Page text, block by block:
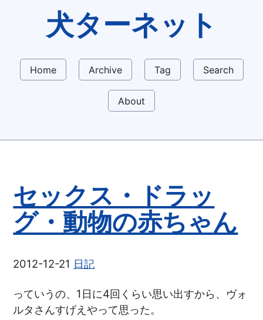
犬ターネット
Home Archive Tag Search
About
セックス・ドラッ
グ・動物の赤ちゃん
2012-12-21 日記
っていうの、1日に4回くらい思い出すから、ヴォ
ルタさんすげえやって思った。